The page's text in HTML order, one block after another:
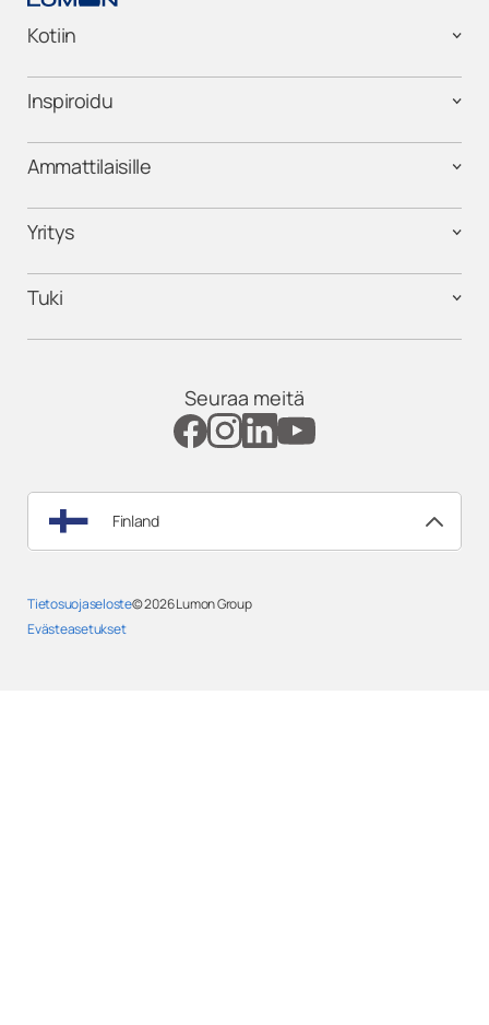
Kotiin
Inspiroidu
Ammattilaisille
Yritys
Tuki
Seuraa meitä
Finland
Tietosuojaseloste
Evästeasetukset
© 2026Lumon Group